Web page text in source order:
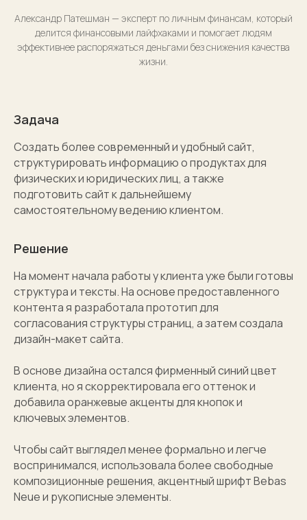
Александр Патешман — эксперт по личным финансам, который
делится финансовыми лайфхаками и помогает людям
эффективнее распоряжаться деньгами без снижения качества
жизни.
Задача
Создать более современный и удобный сайт,
структурировать информацию о продуктах для
физических и юридических лиц, а также
подготовить сайт к дальнейшему
самостоятельному ведению клиентом.
Решение
На момент начала работы у клиента уже были готовы
структура и тексты. На основе предоставленного
контента я разработала прототип для
согласования структуры страниц, а затем создала
дизайн-макет сайта.
В основе дизайна остался фирменный синий цвет
клиента, но я скорректировала его оттенок и
добавила оранжевые акценты для кнопок и
ключевых элементов.
Чтобы сайт выглядел менее формально и легче
воспринимался, использовала более свободные
композиционные решения, акцентный шрифт Bebas
Neue и рукописные элементы.